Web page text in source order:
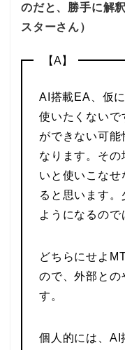
のだと、勝手に解
スターさん）
【A】
AI搭載EA、仮
使いたくないで
ができない可能
なります。そ
いと使いこなせ
ると思います
ようになるので
どちらにせよ
ので、外部との
す。
個人的には、AI